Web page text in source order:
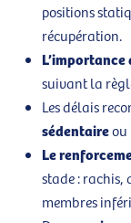
positions
récupération.
suivant la
Les délais
sédentaireou
Le
stade :
membres